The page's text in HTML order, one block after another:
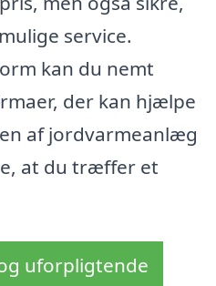
service.
kan du nemt
der kan hjælpe
af jordvarmeanlæg
at du træffer et
uforpligtende